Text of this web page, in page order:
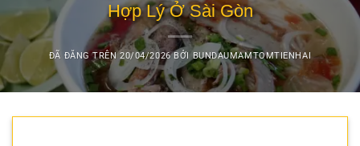
Hợp Lý Ở Sài Gòn
ĐÃ ĐĂNG TRÊN20/04/2026 BỞI BUNDAUMAMTOMTIENHAI